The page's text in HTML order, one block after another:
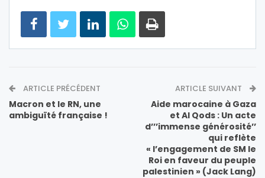
ARTICLE PRÉCÉDENT
Macron et le RN, une
ambiguïté française !
ARTICLE SUIVANT
Aide marocaine à Gaza
et Al Qods : Un acte
d’’’immense générosité’’
qui reflète
« l’engagement de SM le
Roi en faveur du peuple
palestinien » (Jack Lang)